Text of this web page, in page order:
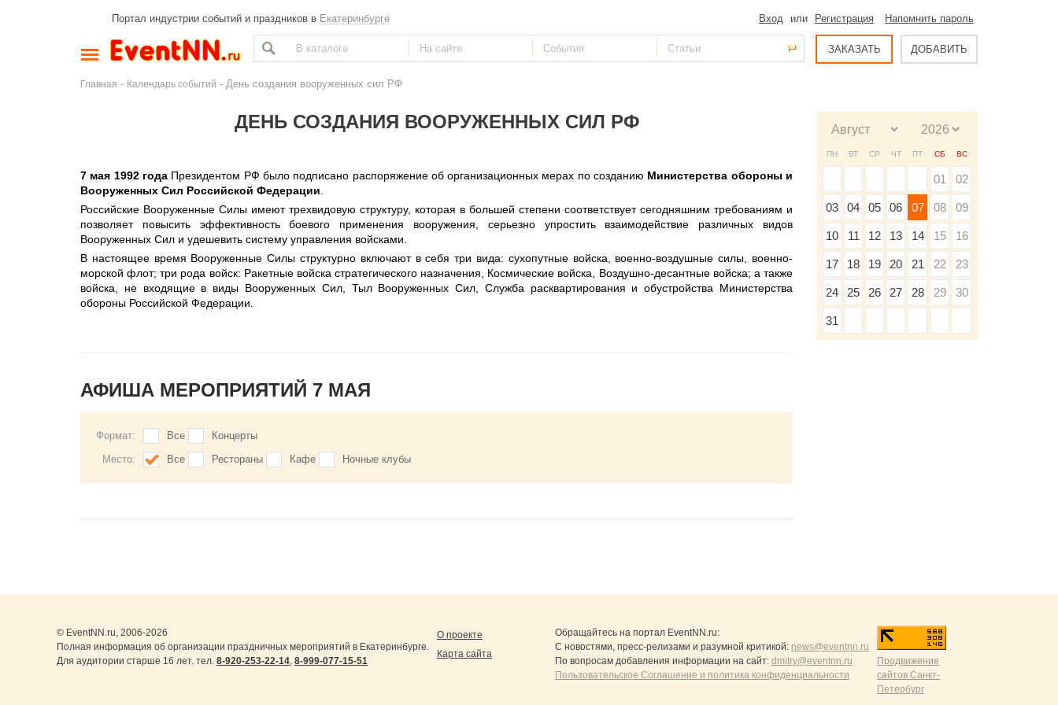
Портал индустрии событий и праздников в Екатеринбурге Вход или Регистрация Напомнить пароль
ЗАКАЗАТЬ ДОБАВИТЬ
Главная - Календарь событий - День создания вооруженных сил РФ
ДЕНЬ СОЗДАНИЯ ВООРУЖЕННЫХ СИЛ РФ
7 мая 1992 годаПрезидентом РФ было подписано распоряжение об организационных мерах по созданию Министерства обороны и
Вооруженных Сил Российской Федерации
Российские Вооруженные Силы имеют трехвидовую структуру, которая в большей степени соответствует сегодняшним требованиям и
позволяет повысить эффективность боевого применения вооружения, серьезно упростить взаимодействие различных видов
Вооруженных Сил и удешевить систему управления войсками.
В настоящее время Вооруженные Силы структурно включают в себя три вида: сухопутные войска, военно-воздушные силы, военно-
морской флот; три рода войск: Ракетные войска стратегического назначения, Космические войска, Воздушно-десантные войска; а также
войска, не входящие в виды Вооруженных Сил, Тыл Вооруженных Сил, Служба расквартирования и обустройства Министерства
обороны Российской Федерации.
АФИША МЕРОПРИЯТИЙ 7 МАЯ
Формат: Все
Концерты
Место:
Все Рестораны Кафе Ночные клубы
ПН ВТ СР ЧТ ПТ СБ ВС
01 02
03 04 05 06 07 08 09
10 11 12 13 14 15 16
17 18 19 20 21 22 23
24 25 26 27 28 29 30
31
© EventNN.ru, 2006-2026
Полная информация об организации праздничных мероприятий в Екатеринбурге.
Для аудитории старше 16 лет. тел. 8-920-253-22-14, 8-999-077-15-51
О проекте
Карта сайта
Обращайтесь на портал EventNN.ru:
С новостями, пресс-релизами и разумной критикой: news@eventnn.ru
По вопросам добавления информации на сайт: dmitry@eventnn.ru
Пользовательское Соглашение и политика конфиденциальности
Продвижение
сайтов Санкт-
Петербург